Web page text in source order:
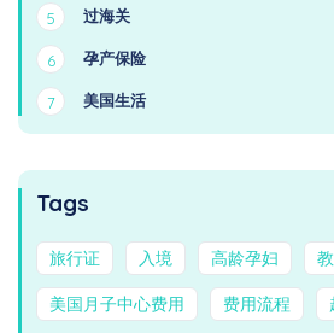
5 过海关
6 孕产保险
7 美国生活
Tags
旅行证 入境 高龄孕妇
美国月子中心费用 费用流程